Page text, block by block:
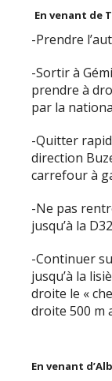
En venant de
-Prendre
-Sortir à
prendre à
par la
-Quitter
direction
carrefour à
-Ne pas
jusqu’à la
-Continuer
jusqu’à la
droite le «
droite 500 m
En venant